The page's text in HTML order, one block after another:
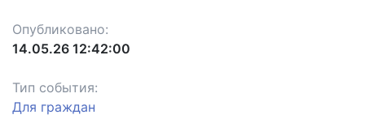
Опубликовано:
14.05.26 12:42:00
Тип события:
Для граждан